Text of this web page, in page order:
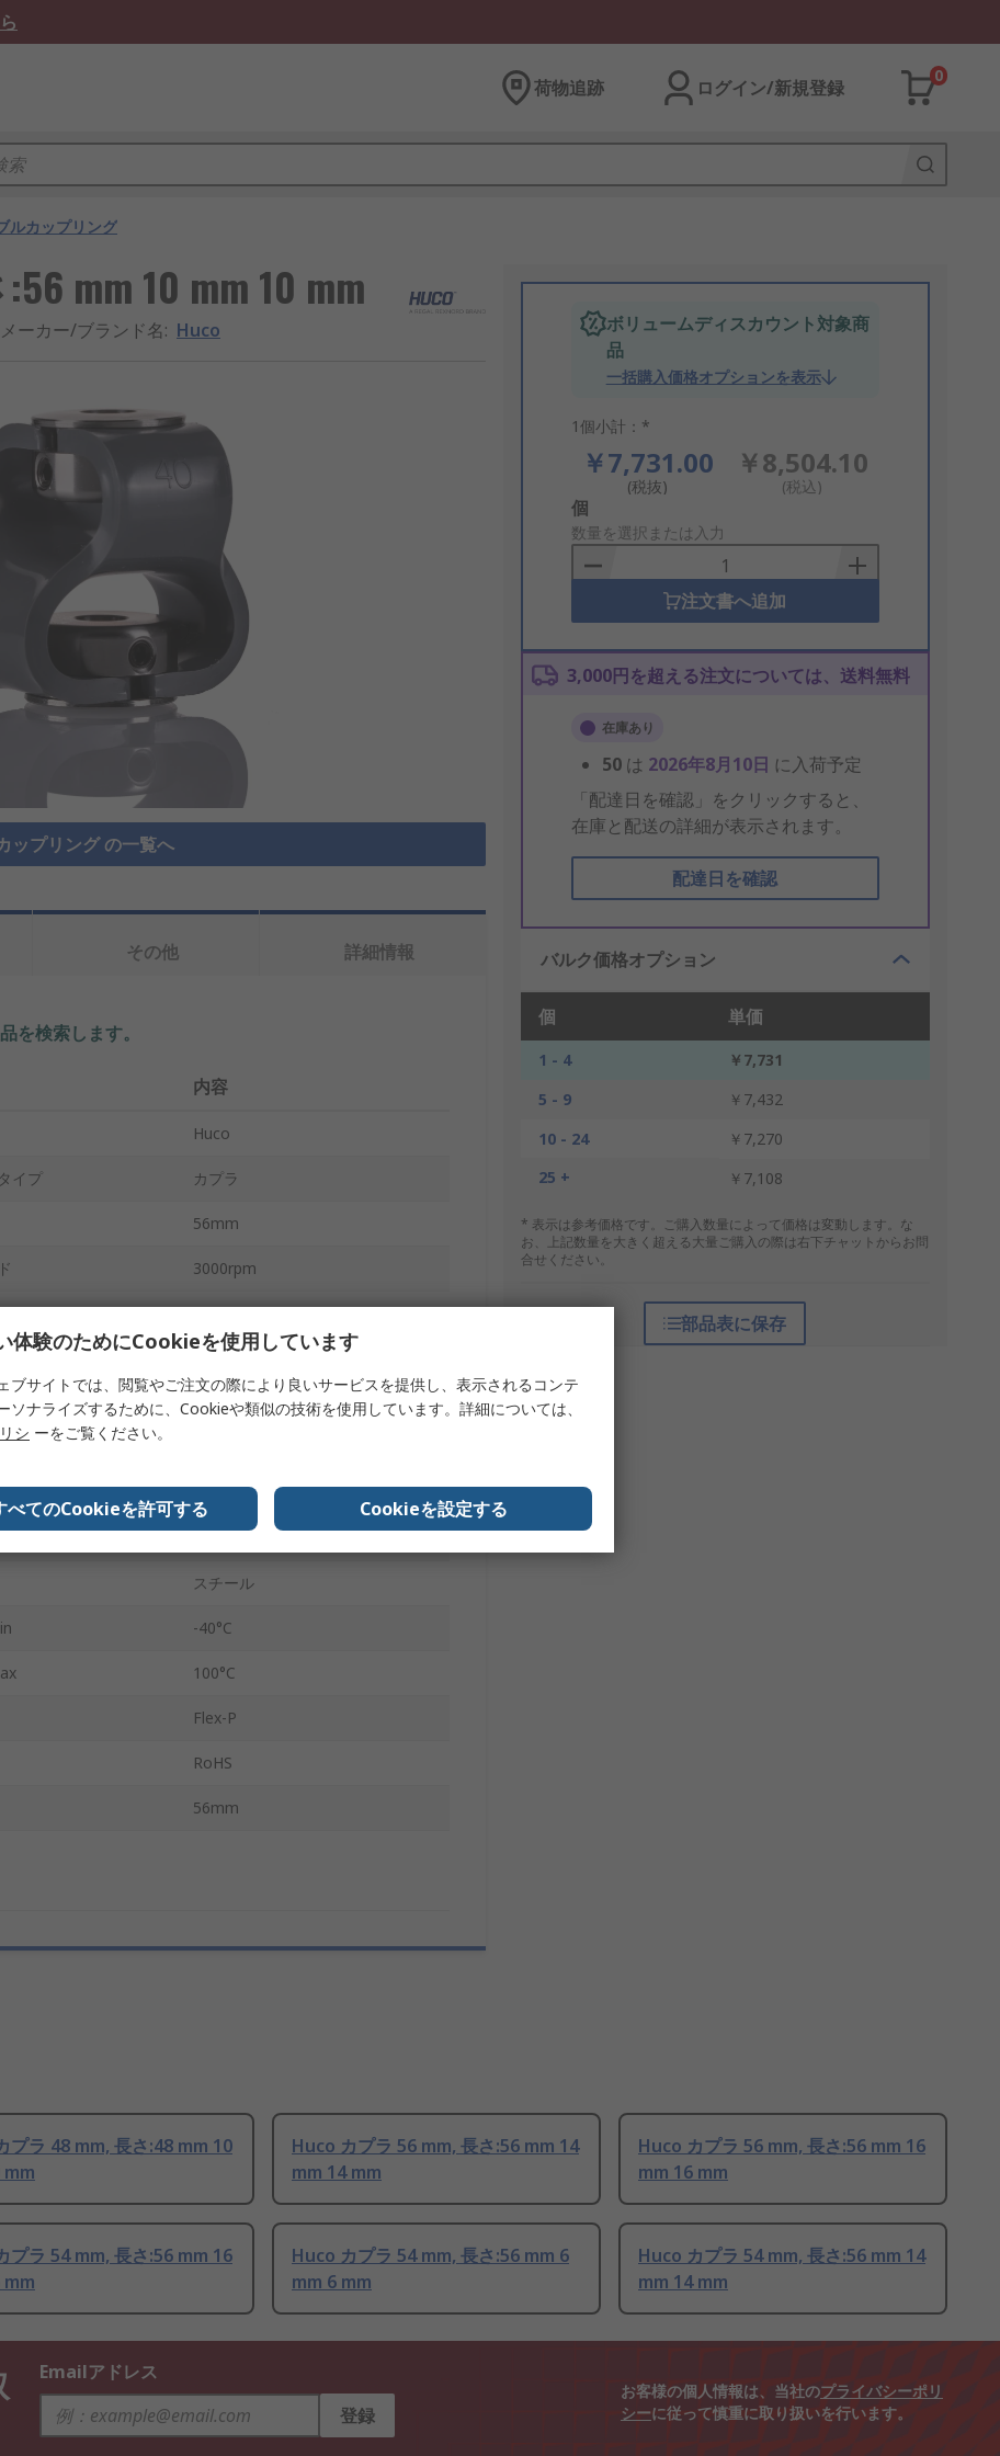
荷物追跡 ログイン/新規登録
0
ルカップリング
mm 10 mm 10 mm
メーカー/ブランド名: Huco
ップリング の一覧へ
ボリュームディスカウント対象商
品
一括購入価格オプションを表示
1個小計：*
￥7,731.00
(税抜)
￥8,504.10
(税込)
Add
to
Basket
個
数量を選択または入力
注文書へ追加
3,000円を超える注文については、送料無料
在庫あり
50 は 2026年8月10日 に入荷予定
「配達日を確認」をクリックすると、
在庫と配送の詳細が表示されます。
配達日を確認
バルク価格オプション
個 単価
1 - 4
￥7,731
5 - 9
￥7,432
10 - 24
￥7,270
25 +
￥7,108
* 表示は参考価格です。ご購入数量によって価格は変動します。な
お、上記数量を大きく超える大量ご購入の際は右下チャットからお問
合せください。
部品表に保存
その他 詳細情報
を検索します。
内容
Huco
イプ カプラ
56mm
3000rpm
10Nm
10mm
15°
セットスクリュー
スチール
-40°C
100°C
Flex-P
RoHS
56mm
プラ 48 mm, 長さ:48 mm 10
mm
Huco カプラ 56 mm, 長さ:56 mm 14
mm 14 mm
Huco カプラ 56 mm, 長さ:56 mm 16
mm 16 mm
プラ 54 mm, 長さ:56 mm 16
mm
Huco カプラ 54 mm, 長さ:56 mm 6
mm 6 mm
Huco カプラ 54 mm, 長さ:56 mm 14
mm 14 mm
Emailアドレス
登録
お客様の個人情報は、当社のプライバシーポリ
シーに従って慎重に取り扱いを行います。
体験のためにCookieを使用しています
ブサイトでは、閲覧やご注文の際により良いサービスを提供し、表示されるコンテ
ソナライズするために、Cookieや類似の技術を使用しています。詳細については、
シ ーをご覧ください。
べてのCookieを許可する Cookieを設定する